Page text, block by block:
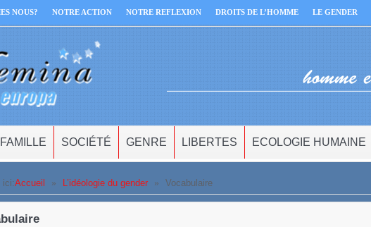
NOUS? NOTRE ACTION NOTRE REFLEXION DROITS DE L’HOMME LE GENDER
FAMILLE SOCIÉTÉ GENRE LIBERTES ECOLOGIE HUMAINE
ici:Accueil » L’idéologie du gender » Vocabulaire